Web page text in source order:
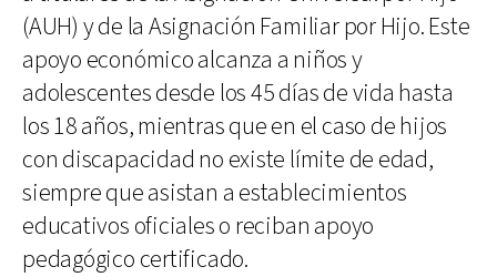
(AUH) y de la Asignación Familiar por Hijo. Este
apoyo económico alcanza a niños y
adolescentes desde los 45 días de vida hasta
los 18 años, mientras que en el caso de hijos
con discapacidad no existe límite de edad,
siempre que asistan a establecimientos
educativos oficiales o reciban apoyo
pedagógico certificado.